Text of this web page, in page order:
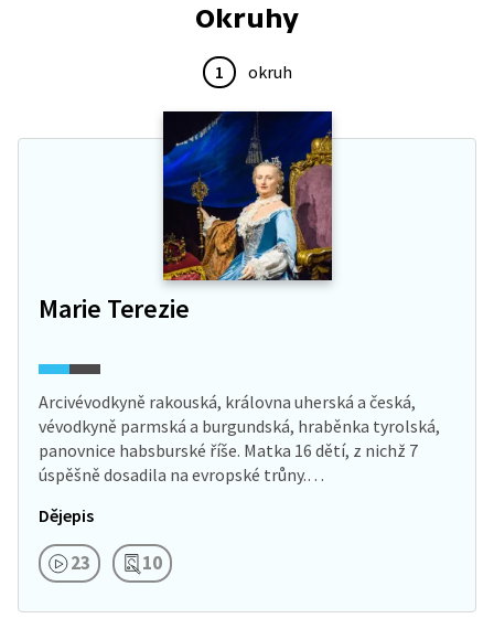
Okruhy
1 okruh
Marie Terezie
Arcivévodkyně rakouská, královna uherská a česká,
vévodkyně parmská a burgundská, hraběnka tyrolská,
panovnice habsburské říše. Matka 16 dětí, z nichž 7
úspěšně dosadila na evropské trůny.…
Dějepis
23 10